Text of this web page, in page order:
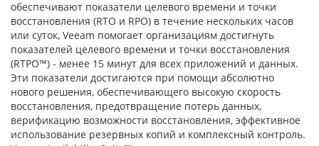
обеспечивают показатели целевого времени и точки
восстановления (RTO и RPO) в течение нескольких часов
или суток, Veeam помогает организациям достигнуть
показателей целевого времени и точки восстановления
(RTPO™) ‑ менее 15 минут для всех приложений и данных.
Эти показатели достигаются при помощи абсолютно
нового решения, обеспечивающего высокую скорость
восстановления, предотвращение потерь данных,
верификацию возможности восстановления, эффективное
использование резервных копий и комплексный контроль.